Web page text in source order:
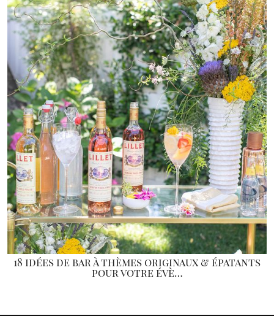
18 idées de bar à thèmes originaux & épatants
pour votre évè…